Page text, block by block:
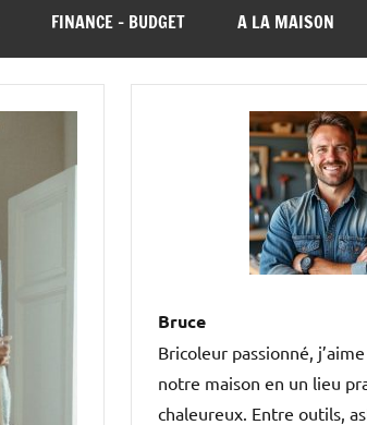
FINANCE – BUDGET A LA MAISON
Bruce
Bricoleur passionné,
notre maison en un lieu
chaleureux. Entre outils,